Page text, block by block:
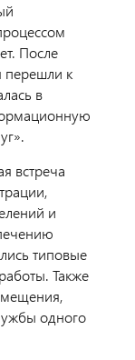
После
перешли к
в
встреча
и
типовые
Также
одного